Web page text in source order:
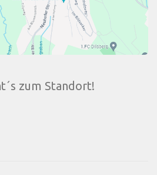
zum Standort!